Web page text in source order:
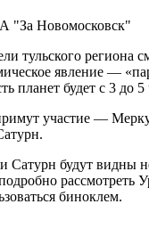
"За Новомосковск"
тульского региона
явление —
планет будет с 3 до 5
участие —
Сатурн будут видны
рассмотреть
биноклем.